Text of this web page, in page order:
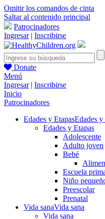
Omitir los comandos de cinta
Saltar al contenido principal
Patrocinadores
Ingresar| Inscribirse
Donate
Menú
Ingresar| Inscribirse
Inicio
Patrocinadores
Edades y EtapasEdades y
Edades y Etapas
Adolescente
Adulto joven
Bebé
Escuela
Niño
Preescolar
Prenatal
Vida sanaVida sana
Vida sana